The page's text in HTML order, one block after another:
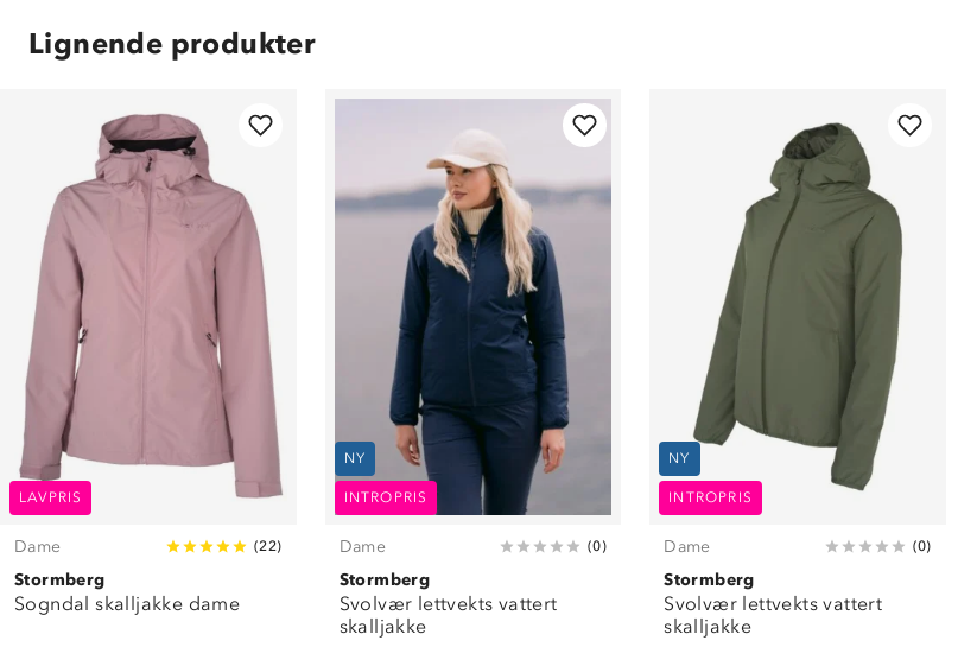
Lignende produkter
LAVPRIS
Dame (22)
Stormberg
Sogndal skalljakke dame
NY
INTROPRIS
Dame (0)
Stormberg
Svolvær lettvekts vattert
skalljakke
NY
INTROPRIS
Dame (0)
Stormberg
Svolvær lettvekts vattert
skalljakke